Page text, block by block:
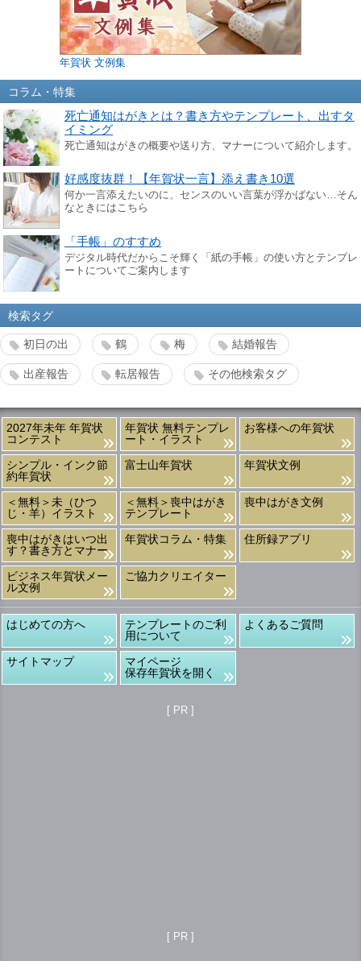
年賀状 文例集
コラム・特集
死亡通知はがきとは？書き方やテンプレート、出すタ
イミング
死亡通知はがきの概要や送り方、マナーについて紹介します。
好感度抜群！【年賀状一言】添え書き10選
何か一言添えたいのに、センスのいい言葉が浮かばない…そん
なときにはこちら
「手帳」のすすめ
デジタル時代だからこそ輝く「紙の手帳」の使い方とテンプレ
ートについてご案内します
検索タグ
初日の出 鶴 梅 結婚報告
出産報告 転居報告 その他検索タグ
2027年未年 年賀状
コンテスト
年賀状 無料テンプレ
ート・イラスト
お客様への年賀状
シンプル・インク節
約年賀状
富士山年賀状 年賀状文例
＜無料＞未（ひつ
じ・羊）イラスト
＜無料＞喪中はがき
テンプレート
喪中はがき文例
喪中はがきはいつ出
す？書き方とマナー
年賀状コラム・特集 住所録アプリ
ビジネス年賀状メー
ル文例
ご協力クリエイター
はじめての方へ
テンプレートのご利
用について
よくあるご質問
サイトマップ
マイページ
保存年賀状を開く
[ PR ]
[ PR ]